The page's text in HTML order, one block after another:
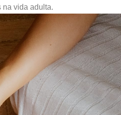
na vida adulta.